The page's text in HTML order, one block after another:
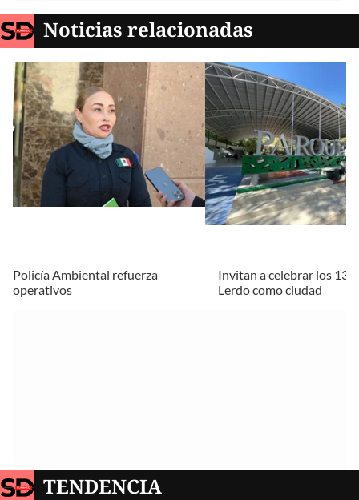
Noticias relacionadas
Policía Ambiental refuerza
operativos
Invitan a celebrar los 131
Lerdo como ciudad
TENDENCIA